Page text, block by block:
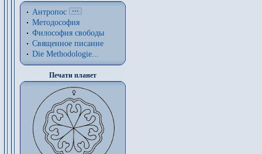
Антропос
Методософия
Философия cвободы
Священное писание
Die Methodologie...
Печати планет